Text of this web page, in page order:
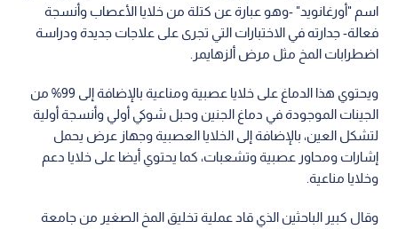
اسم "أورغانويد" -وهو عبارة عن كتلة من خلايا الأعصاب وأنسجة
فعالة- جدارته في الاختبارات التي تجرى على علاجات جديدة ودراسة
اضطرابات المخ مثل مرض ألزهايمر.
ويحتوي هذا الدماغ على خلايا عصبية ومناعية بالإضافة إلى 99% من
الجينات الموجودة في دماغ الجنين وحبل شوكي أولي وأنسجة أولية
لتشكل العين، بالإضافة إلى الخلايا العصبية وجهاز عرض يحمل
إشارات ومحاور عصبية وتشعبات، كما يحتوي أيضا على خلايا دعم
وخلايا مناعية.
وقال كبير الباحثين الذي قاد عملية تخليق المخ الصغير من جامعة